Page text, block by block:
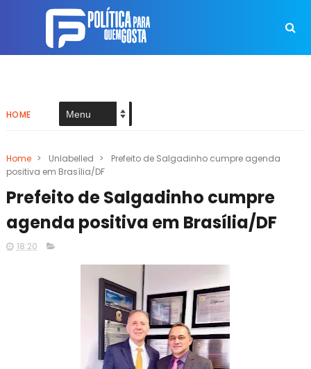
HOME
Home > Unlabelled >
Prefeito de Salgadinho cumpre agenda
positiva em Brasília/DF
Prefeito de Salgadinho cumpre
agenda positiva em Brasília/DF
18:20